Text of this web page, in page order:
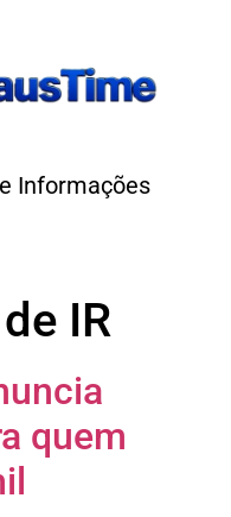
Informações
IR
quem